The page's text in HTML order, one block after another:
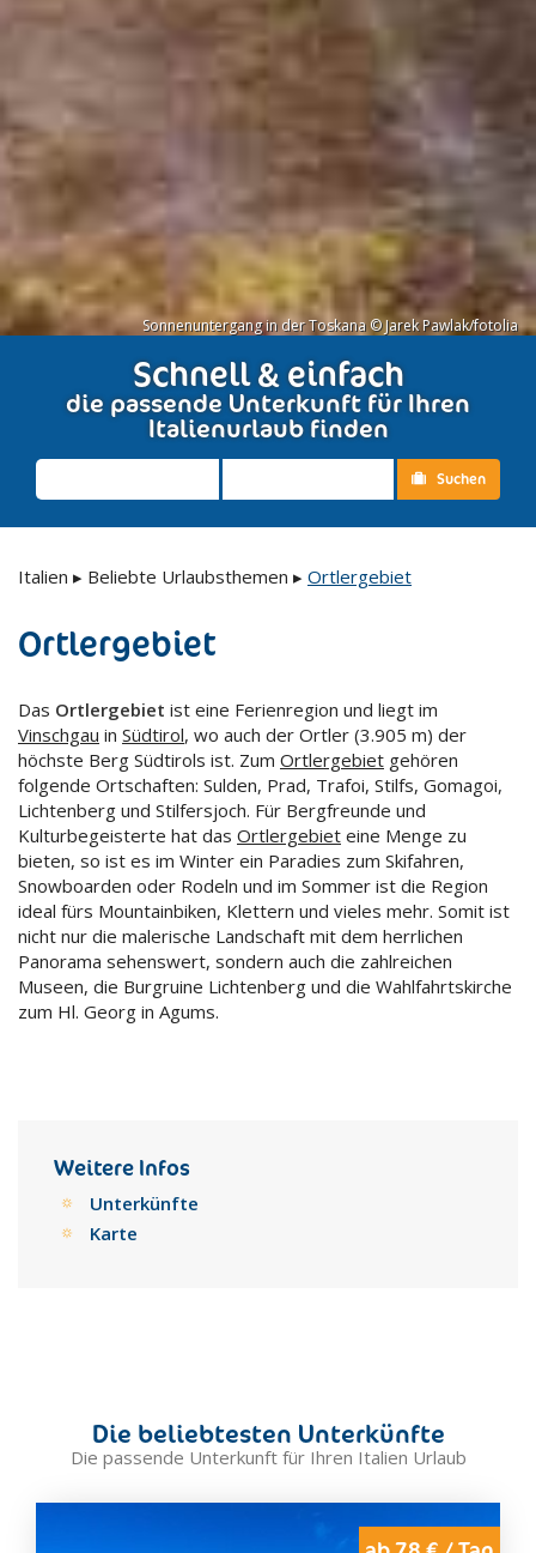
Sonnenuntergang in der Toskana © Jarek Pawlak/fotolia
Schnell & einfach
die passende Unterkunft für Ihren
Italienurlaub finden
Suchen
Italien ▸ Beliebte Urlaubsthemen ▸ Ortlergebiet
Ortlergebiet
Das Ortlergebiet ist eine Ferienregion und liegt im
Vinschgau in Südtirol, wo auch der Ortler (3.905 m) der
höchste Berg Südtirols ist. Zum Ortlergebiet gehören
folgende Ortschaften: Sulden, Prad, Trafoi, Stilfs, Gomagoi,
Lichtenberg und Stilfersjoch. Für Bergfreunde und
Kulturbegeisterte hat das Ortlergebiet eine Menge zu
bieten, so ist es im Winter ein Paradies zum Skifahren,
Snowboarden oder Rodeln und im Sommer ist die Region
ideal fürs Mountainbiken, Klettern und vieles mehr. Somit ist
nicht nur die malerische Landschaft mit dem herrlichen
Panorama sehenswert, sondern auch die zahlreichen
Museen, die Burgruine Lichtenberg und die Wahlfahrtskirche
zum Hl. Georg in Agums.
Weitere Infos
Unterkünfte
Karte
Die beliebtesten Unterkünfte
Die passende Unterkunft für Ihren Italien Urlaub